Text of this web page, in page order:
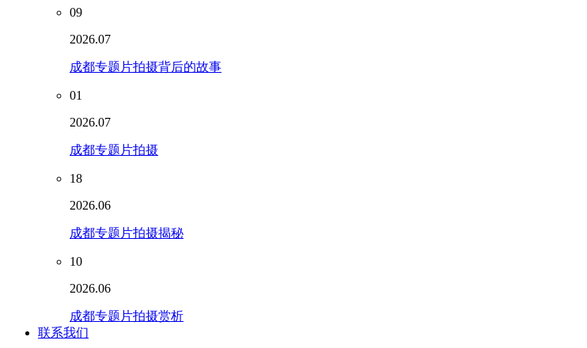
09
2026.07
成都专题片拍摄背后的故事
01
2026.07
成都专题片拍摄
18
2026.06
成都专题片拍摄揭秘
10
2026.06
成都专题片拍摄赏析
联系我们